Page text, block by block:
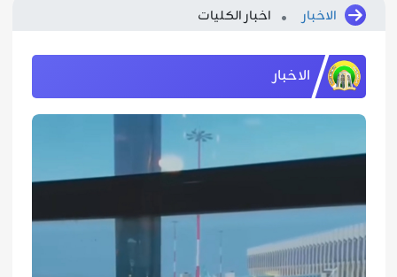
الاخبار اخبار الكليات
الاخبار